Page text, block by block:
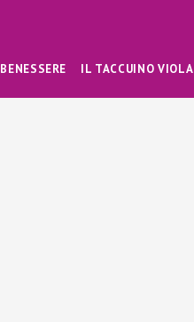
BENESSERE IL TACCUINO VIOLA